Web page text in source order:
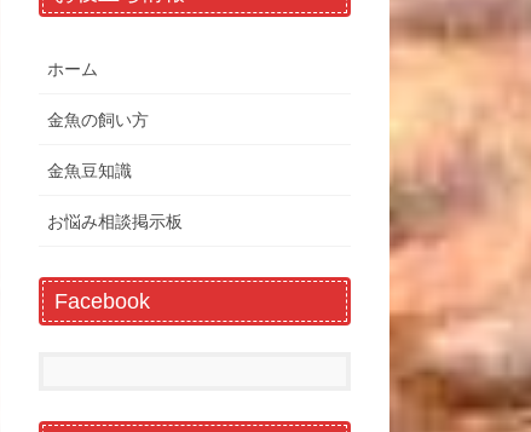
ホーム
金魚の飼い方
金魚豆知識
お悩み相談掲示板
Facebook